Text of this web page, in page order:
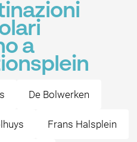
a
De Bolwerken
Frans Halsplein